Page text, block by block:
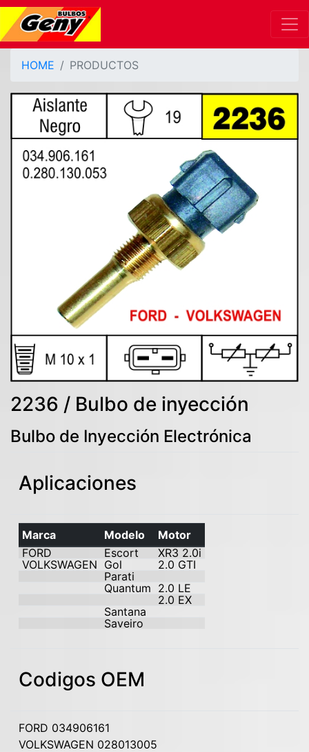
HOME PRODUCTOS
2236 / Bulbo de inyección
Bulbo de Inyección Electrónica
Aplicaciones
Marca Modelo
Motor
FORD
Escort
XR3 2.0i
VOLKSWAGEN Gol
2.0 GTI
Parati
Quantum 2.0 LE
2.0 EX
Santana
Saveiro
Codigos OEM
FORD 034906161
VOLKSWAGEN 028013005